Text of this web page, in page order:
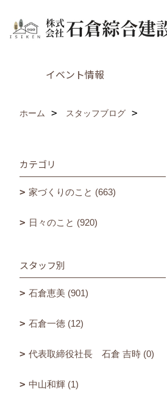
イベント情報
ホーム スタッフブログ
カテゴリ
家づくりのこと (663)
日々のこと (920)
スタッフ別
石倉恵美 (901)
石倉一徳 (12)
代表取締役社長 石倉 吉時 (0)
中山和輝 (1)